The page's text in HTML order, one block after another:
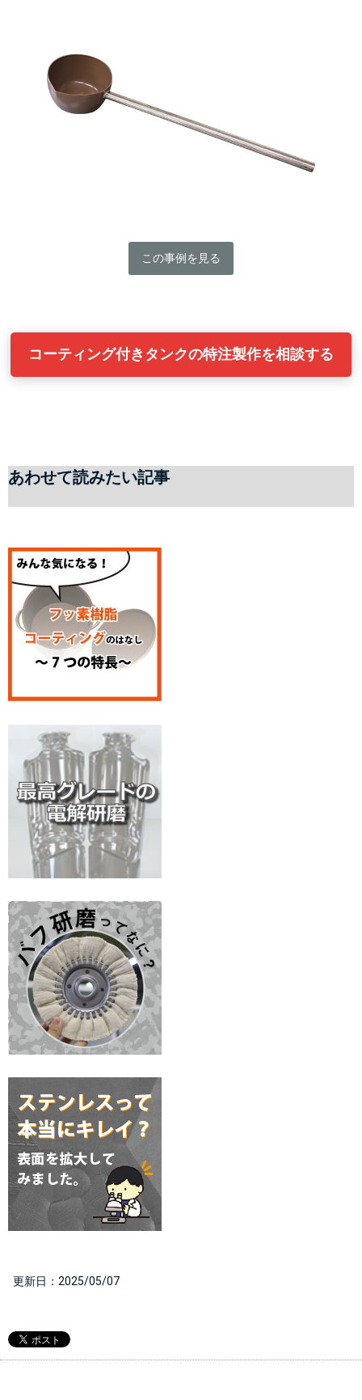
この事例を見る
コーティング付きタンクの特注製作を相談する
あわせて読みたい記事
  更新日：
2025/05/07